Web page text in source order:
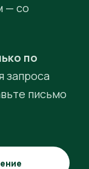
— со
по
запроса
письмо